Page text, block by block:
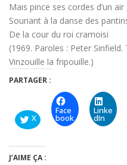
Mais pince ses cordes d’un air
Souriant à la danse des
De la cour du roi cramoisi
(1969. Paroles : Peter
Vinzouille la fripouille.)
PARTAGER :
X
Face
book
Linke
dIn
J’AIME ÇA :